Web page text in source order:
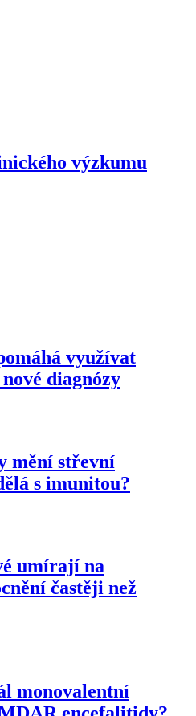
výzkumu
využívat
diagnózy
mění střevní
s imunitou?
umírají na
častěji než
monovalentní